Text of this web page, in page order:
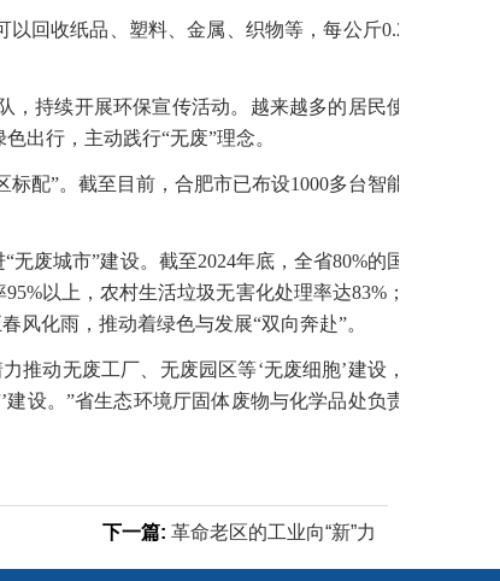
回收纸品、塑料、金属、织物等，每公斤0.2
持续开展环保宣传活动。越来越多的居民使
出行，主动践行“无废”理念。
配”。截至目前，合肥市已布设1000多台智能
废城市”建设。截至2024年底，全省80%的国
以上，农村生活垃圾无害化处理率达83%；
风化雨，推动着绿色与发展“双向奔赴”。
推动无废工厂、无废园区等‘无废细胞’建设，
设。”省生态环境厅固体废物与化学品处负责
下一篇: 革命老区的工业向“新”力